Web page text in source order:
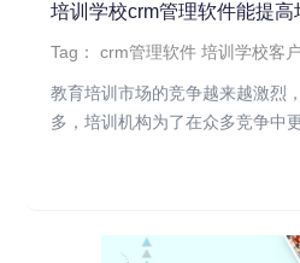
培训学校crm管理软件能提
Tag：crm管理软件 培训学校客
教育培训市场的竞争越来越激烈
多，培训机构为了在众多竞争中